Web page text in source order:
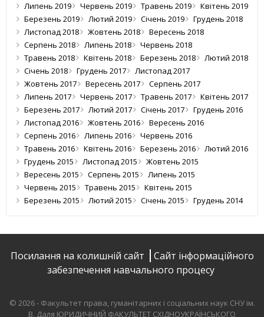
Липень 2019
Червень 2019 Травень 2019
Квітень 2019
Березень 2019
Лютий 2019 Січень 2019
Грудень 2018
Листопад 2018
Жовтень 2018
Вересень 2018
Серпень 2018
Липень 2018
Червень 2018
Травень 2018
Квітень 2018 Березень 2018
Лютий 2018
Січень 2018
Грудень 2017
Листопад 2017
Жовтень 2017
Вересень 2017
Серпень 2017
Липень 2017
Червень 2017 Травень 2017
Квітень 2017
Березень 2017
Лютий 2017 Січень 2017
Грудень 2016
Листопад 2016
Жовтень 2016
Вересень 2016
Серпень 2016
Липень 2016
Червень 2016
Травень 2016
Квітень 2016 Березень 2016
Лютий 2016
Грудень 2015
Листопад 2015
Жовтень 2015
Вересень 2015
Серпень 2015
Липень 2015
Червень 2015
Травень 2015
Квітень 2015
Березень 2015
Лютий 2015 Січень 2015 Грудень 2014
Посилання на колишній сайт
Сайт інформаційного
забезпечення навчального процесу
© 2026 - Факультет права, гуманітарних і соціальних наук СНУ ім.
В. Даля ЮРИДИЧНИЙ ФАКУЛЬТЕТ СХІДНОУКРАЇНСЬКОГО